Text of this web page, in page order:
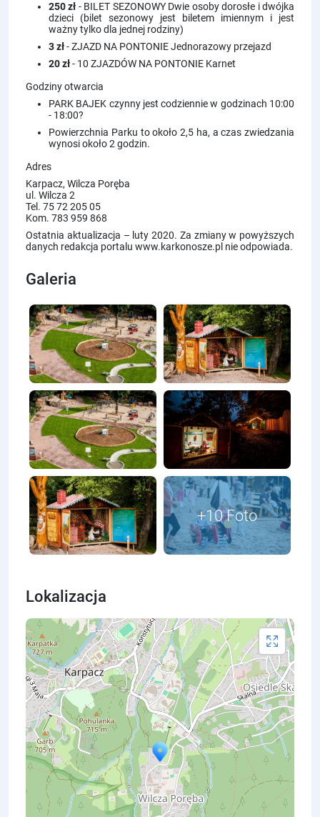
250 zł - BILET SEZONOWY Dwie osoby dorosłe i dwójka
dzieci (bilet sezonowy jest biletem imiennym i jest
ważny tylko dla jednej rodziny)
3 zł- ZJAZD NA PONTONIE Jednorazowy przejazd
20 zł- 10 ZJAZDÓW NA PONTONIE Karnet
Godziny otwarcia
PARK BAJEK czynny jest codziennie w godzinach 10:00
- 18:00?
Powierzchnia Parku to około 2,5 ha, a czas zwiedzania
wynosi około 2 godzin.
Adres
Karpacz, Wilcza Poręba
ul. Wilcza 2
Tel. 75 72 205 05
Kom. 783 959 868
Ostatnia aktualizacja – luty 2020. Za zmiany w powyższych
danych redakcja portalu www.karkonosze.pl nie odpowiada.
Galeria
Lokalizacja